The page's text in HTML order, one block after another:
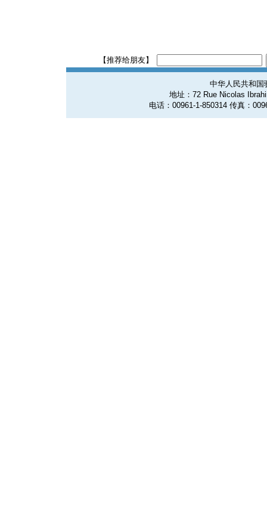
【推荐给朋友】
中华人民共和国
地址：72 Rue Nicolas
电话：00961-1-850314 传真：